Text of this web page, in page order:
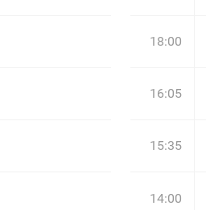
18:00
16:05
15:35
14:00